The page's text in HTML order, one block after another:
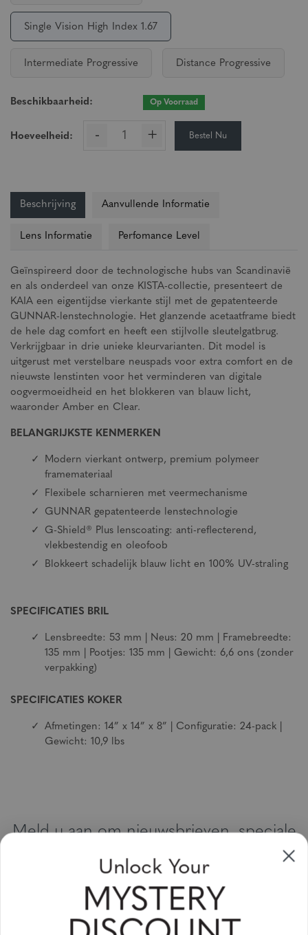
Single Vision High Index 1.67
Intermediate Progressive Distance Progressive
Beschikbaarheid: Op Voorraad
Hoeveelheid: - + Bestel Nu
Beschrijving Aanvullende Informatie
Lens Informatie Perfomance Level
Geïnspireerd door de technologische hubs van Scandinavië
en als onderdeel van onze KISTA-collectie, presenteert de
KAIA een eigentijdse vierkante stijl met de gepatenteerde
GUNNAR-lenstechnologie. Het glanzende acetaatframe biedt
de hele dag comfort en heeft een stijlvolle sleutelgatbrug.
Verkrijgbaar in drie unieke kleurvarianten. Dit model is
uitgerust met verstelbare neuspads voor extra comfort en de
nieuwste lenstinten voor het verminderen van digitale
oogvermoeidheid en het blokkeren van blauw licht,
waaronder Amber en Clear.
BELANGRIJKSTE KENMERKEN
Modern vierkant ontwerp, premium polymeer
framemateriaal
Flexibele scharnieren met veermechanisme
GUNNAR gepatenteerde lenstechnologie
G-Shield® Plus lenscoating: anti-reflecterend,
vlekbestendig en oleofoob
Blokkeert schadelijk blauw licht en 100% UV-straling
SPECIFICATIES BRIL
Lensbreedte: 53 mm | Neus: 20 mm | Framebreedte:
135 mm | Pootjes: 135 mm | Gewicht: 6,6 ons (zonder
verpakking)
SPECIFICATIES KOKER
Afmetingen: 14” x 14” x 8” | Configuratie: 24-pack |
Gewicht: 10,9 lbs
Meld u aan om nieuwsbrieven, speciale
aanbiedingen en kortingsbonnen te
ontvangen
Vul uw email adres in en schrijf u in!
Unlock Your
MYSTERY